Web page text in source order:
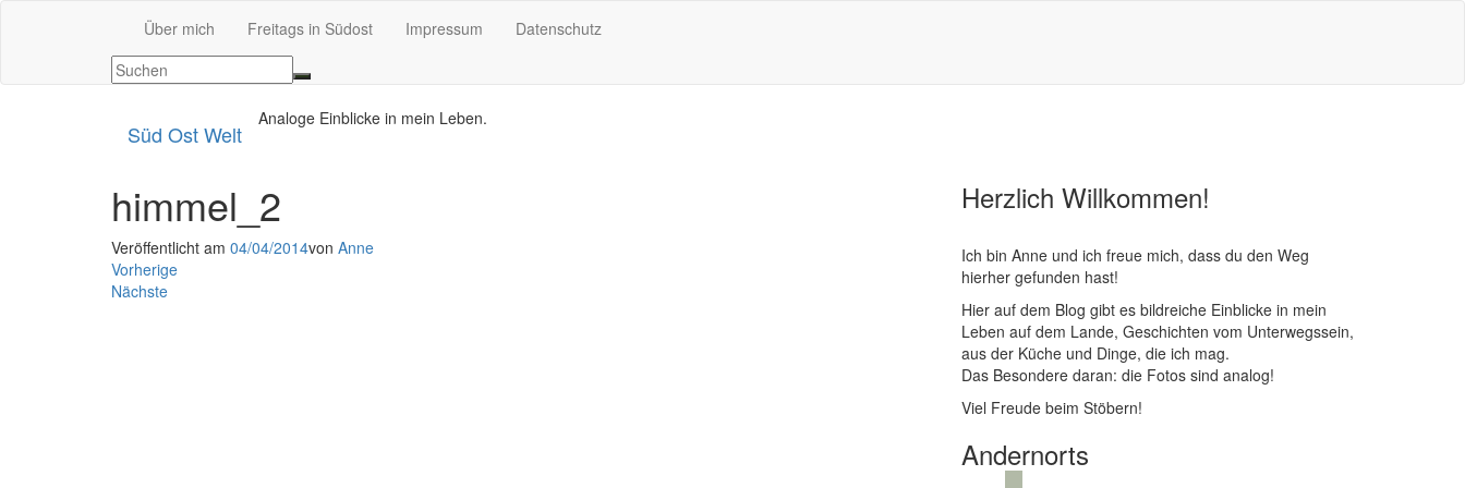
Über mich Freitags in Südost Impressum Datenschutz
Süd Ost Welt
Analoge Einblicke in mein Leben.
himmel_2
Veröffentlicht am 04/04/2014von Anne
Vorherige
Nächste
Herzlich Willkommen!
Ich bin Anne und ich freue mich, dass du den Weg
hierher gefunden hast!
Hier auf dem Blog gibt es bildreiche Einblicke in mein
Leben auf dem Lande, Geschichten vom Unterwegssein,
aus der Küche und Dinge, die ich mag.
Das Besondere daran: die Fotos sind analog!
Viel Freude beim Stöbern!
Andernorts